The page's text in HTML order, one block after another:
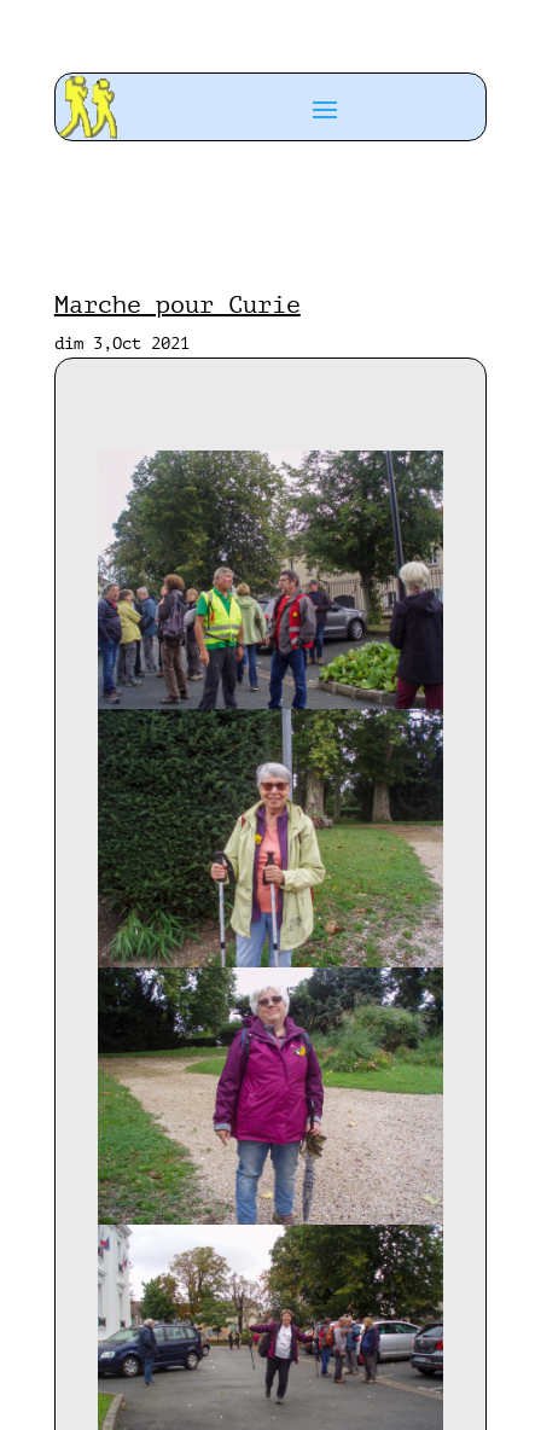
Marche pour Curie
dim 3,Oct 2021